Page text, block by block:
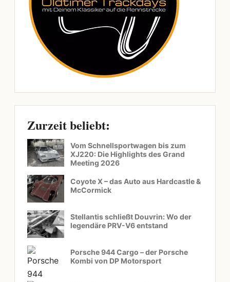
Zurzeit beliebt:
Vom Schnellsportwagen bis zum
XJ220: Die Highlights des Grand
Meeting 2026
Coyote X – das Auto aus Hardcastle &
McCormick
Stellantis schließt Douvrin: Wo der
legendäre PRV-V6 entstand
Porsche 944 Cargo – der Porsche
Kombi von DP Motorsport